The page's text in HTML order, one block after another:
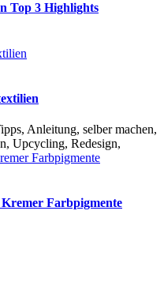
Top 3 Highlights
Farbpigmente
Farbpigmente